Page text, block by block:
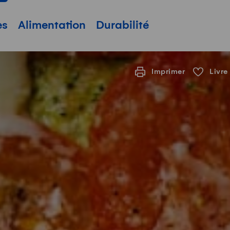
Alimentation Durabilité
Imprimer Livre